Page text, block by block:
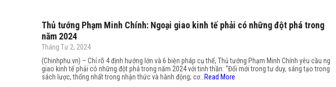
Thủ tướng Phạm Minh Chính: Ngoại giao kinh tế phải có những đột phá trong
năm 2024
Tháng Tư 2, 2024
(Chinhphu.vn) – Chỉ rõ 4 định hướng lớn và 6 biện pháp cụ thể, Thủ tướng Phạm Minh Chính yêu cầu ngoại
giao kinh tế phải có những đột phá trong năm 2024 với tinh thần: “Đổi mới trong tư duy, sáng tạo trong
sách lược, thống nhất trong nhận thức và hành động; cơ…
Read More